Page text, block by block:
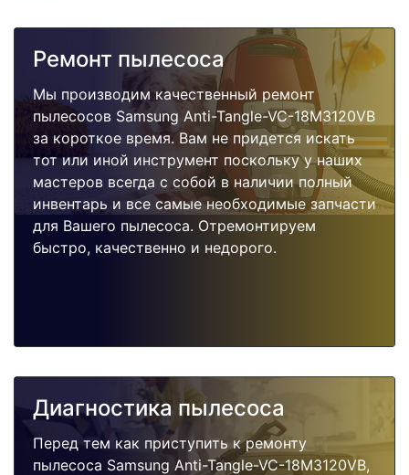
Ремонт пылесоса
Мы производим качественный ремонт
пылесосов Samsung Anti-Tangle-VC-18M3120VB
за короткое время. Вам не придется искать
тот или иной инструмент поскольку у наших
мастеров всегда с собой в наличии полный
инвентарь и все самые необходимые запчасти
для Вашего пылесоса. Отремонтируем
быстро, качественно и недорого.
Диагностика пылесоса
Перед тем как приступить к ремонту
пылесоса Samsung Anti-Tangle-VC-18M3120VB,